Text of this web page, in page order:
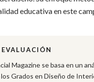
educativa en este
Magazine se basa en un
Grados en Diseño de